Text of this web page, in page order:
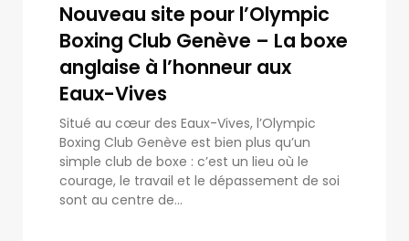
Nouveau site pour l’Olympic
Boxing Club Genève – La boxe
anglaise à l’honneur aux
Eaux-Vives
Situé au cœur des Eaux-Vives, l’Olympic
Boxing Club Genève est bien plus qu’un
simple club de boxe : c’est un lieu où le
courage, le travail et le dépassement de soi
sont au centre de...